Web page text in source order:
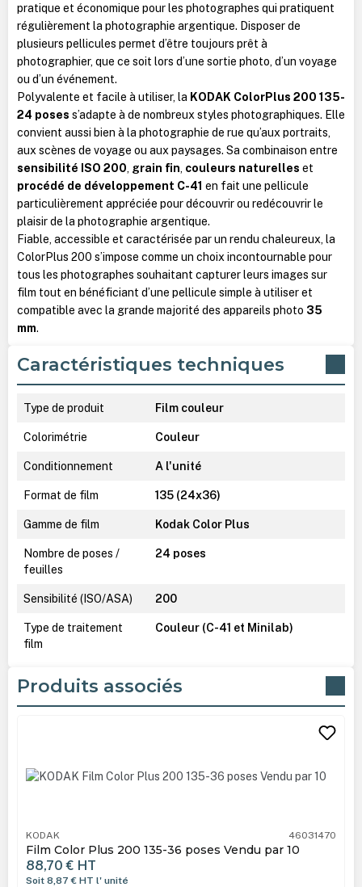
pratique et économique pour les photographes qui pratiquent
régulièrement la photographie argentique. Disposer de
plusieurs pellicules permet d’être toujours prêt à
photographier, que ce soit lors d’une sortie photo, d’un voyage
ou d’un événement.
Polyvalente et facile à utiliser, la KODAK ColorPlus 200 135-
24 poses s’adapte à de nombreux styles photographiques. Elle
convient aussi bien à la photographie de rue qu’aux portraits,
aux scènes de voyage ou aux paysages. Sa combinaison entre
sensibilité ISO 200, grain fin, couleurs naturelles et
procédé de développement C-41 en fait une pellicule
particulièrement appréciée pour découvrir ou redécouvrir le
plaisir de la photographie argentique.
Fiable, accessible et caractérisée par un rendu chaleureux, la
ColorPlus 200 s’impose comme un choix incontournable pour
tous les photographes souhaitant capturer leurs images sur
film tout en bénéficiant d’une pellicule simple à utiliser et
compatible avec la grande majorité des appareils photo 35
mm.
Caractéristiques techniques
Type de produit Film couleur
Colorimétrie Couleur
Conditionnement A l'unité
Format de film 135 (24x36)
Gamme de film Kodak Color Plus
Nombre de poses /
feuilles
24 poses
Sensibilité (ISO/ASA) 200
Type de traitement
film
Couleur (C-41 et Minilab)
Produits associés
KODAK 46031470
Film Color Plus 200 135-36 poses Vendu par 10
88,70 € HT
Soit 8,87 € HT l' unité